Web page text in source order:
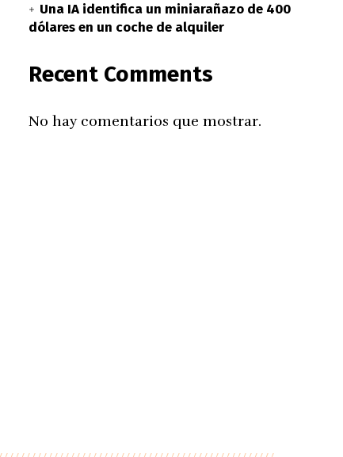
Una IA identifica un miniarañazo de 400
dólares en un coche de alquiler
Recent Comments
No hay comentarios que mostrar.